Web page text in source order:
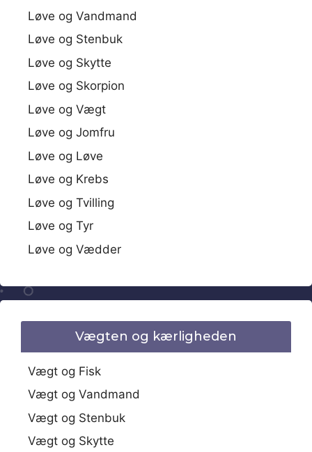
Løve og Vandmand
Løve og Stenbuk
Løve og Skytte
Løve og Skorpion
Løve og Vægt
Løve og Jomfru
Løve og Løve
Løve og Krebs
Løve og Tvilling
Løve og Tyr
Løve og Vædder
Vægten og kærligheden
Vægt og Fisk
Vægt og Vandmand
Vægt og Stenbuk
Vægt og Skytte